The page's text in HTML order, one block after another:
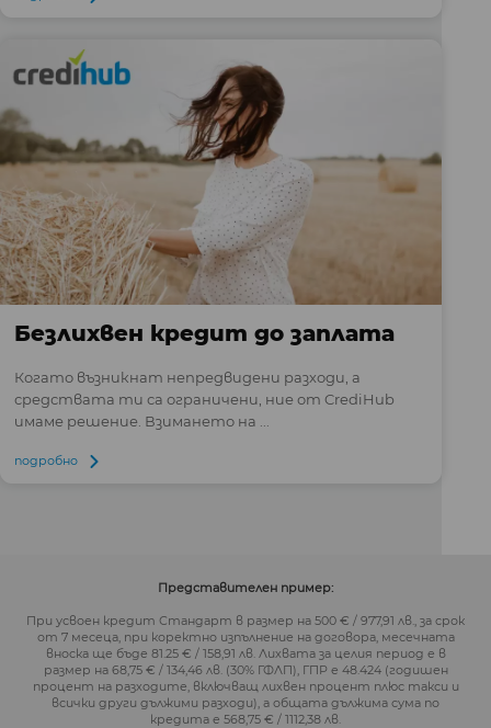
Безлихвен кредит до заплата
Когато възникнат непредвидени разходи, а
средствата ти са ограничени, ние от CrediHub
имаме решение. Взимането на ...
подробно
Представителен пример:
При усвоен кредит Стандарт в размер на 500 € / 977,91 лв., за срок
от 7 месеца, при коректно изпълнение на договора, месечната
вноска ще бъде 81.25 € / 158,91 лв. Лихвата за целия период е в
размер на 68,75 € / 134,46 лв. (30% ГФЛП), ГПР е 48.424 (годишен
процент на разходите, включващ лихвен процент плюс такси и
всички други дължими разходи), а общата дължима сума по
кредита е 568,75 € / 1112,38 лв.